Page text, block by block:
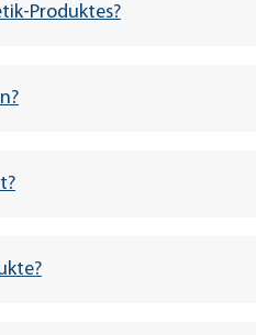
Produktes?